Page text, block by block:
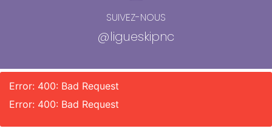
SUIVEZ-NOUS
@ligueskipnc
Error: 400: Bad Request
Error: 400: Bad Request